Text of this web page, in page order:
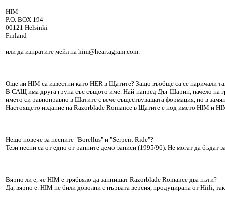
HIM
P.O. BOX 194
00121 Helsinki
Finland
или да изпратите мейл на him@heartagram.com.
Още ли HIM са известни като HER в Щатите? Защо въобще са се наричали
В САЩ има друга група със същото име. Най-напред Дъг Шарин, начело на
името си равноправно в Щатите с вече съществуващата формация, но в
Настоящето издание на Razorblade Romance в Щатите е под името HIM и
Нещо повече за песните "Borellus" и "Serpent Ride"?
Тези песни са от едно от ранните демо-записи (1995/96). Не могат да бъдат
Вярно ли е, че HIM е трябвяло да заппишат Razorblade Romance два пъти?
Да, вярно е. HIM не били доволни с първата версия, продуцирана от Hiili,